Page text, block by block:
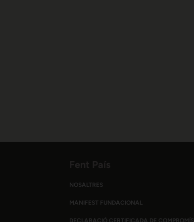
NOSALTRES
MANIFEST FUNDACIONAL
DECLARACIÓ CERTIFICADA DE COMPROMÍS